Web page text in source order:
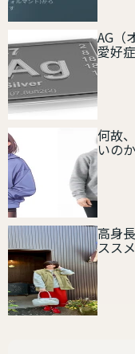
AG（
愛好
何故
いの
高身
スス